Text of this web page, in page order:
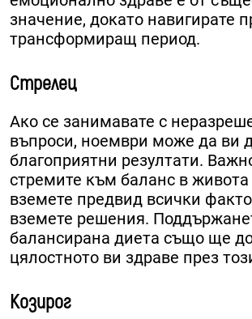
значение, докато навигирате
трансформиращ период.
Стрелец
Ако се занимавате с
въпроси, ноември може да ви
благоприятни резултати.
стремите към баланс в живота
вземете предвид всички
вземете решения.
балансирана диета също ще
цялостното ви здраве през
Козирог